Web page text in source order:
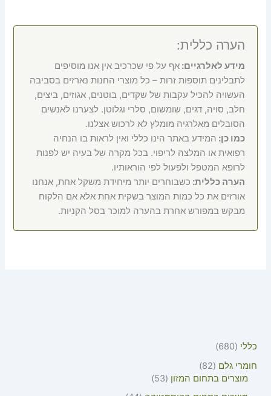
כללי
680
חומרי גלם
82
מוצרים בתחום המזון
53
הערה כללית:
מידע לאלרגיים:אף על פי שכרכיב אין אנו מוסיפים
לתבלינים תוספות זרות – כל מוצרי החנות נארזים בסביבה
העשויה להכיל עקבות של שקדים, בוטנים, אגוזים, ביצים,
חלב, סויה, דגים, שומשום, סלרי וגלוטן. לצערנו לאנשים
הסובלים מאלרגיה מומלץ לא לרכוש אצלנו.
כמו כן: המידע באתר הינו כללי ואין לראות בו הנחיה
רפואית או המלצה לריפוי. בכל מקרה של בעיה יש לפנות
לרופא המטפל ולפעול לפי הוראותיו.
הערה כללית: כשבוחרים יותר מיחידת משקל אחת, אנחנו
אורזים את כל כמות המוצר בשקית אחת אלא אם הלקוח
מבקש במפורש אחרת בהערה למוכר בסל הקניות.